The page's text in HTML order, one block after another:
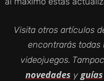
Visita otros artículos
encontrarás todas
videojuegos.
novedades y guías